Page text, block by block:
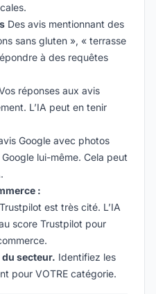
Des avis mentionnant des
sans gluten », « terrasse
à des requêtes
réponses aux avis
L’IA peut en tenir
Google avec photos
lui-même. Cela peut
:
est très cité. L’IA
score Trustpilot pour
secteur. Identifiez les
pour VOTRE catégorie.